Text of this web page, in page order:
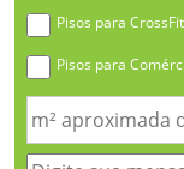
Pisos para CrossFit
Pisos para